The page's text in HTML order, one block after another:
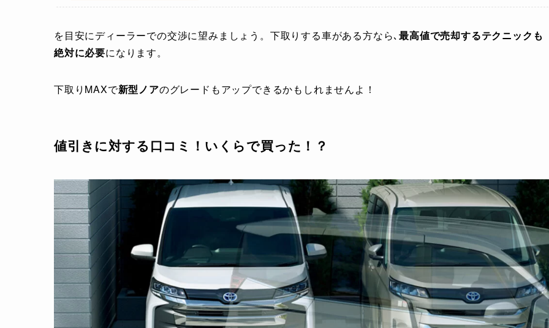
を目安にディーラーでの交渉に望みましょう。下取りする車がある方なら､最高値で売却するテクニックも
絶対に必要になります。
下取りMAXで新型ノアのグレードもアップできるかもしれませんよ！
値引きに対する口コミ！いくらで買った！？